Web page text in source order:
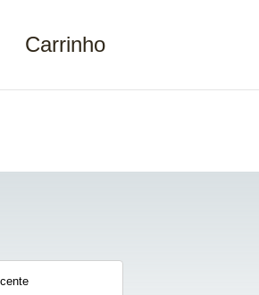
Carrinho